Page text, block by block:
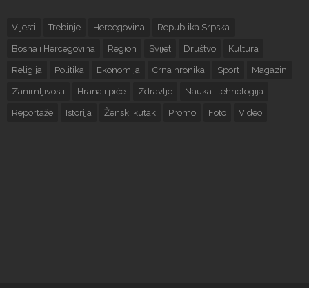
Vijesti Trebinje Hercegovina Republika Srpska
Bosna i Hercegovina Region Svijet Društvo Kultura
Religija Politika Ekonomija Crna hronika Sport Magazin
Zanimljivosti Hrana i piće Zdravlje Nauka i tehnologija
Reportaže Istorija Ženski kutak Promo Foto Video